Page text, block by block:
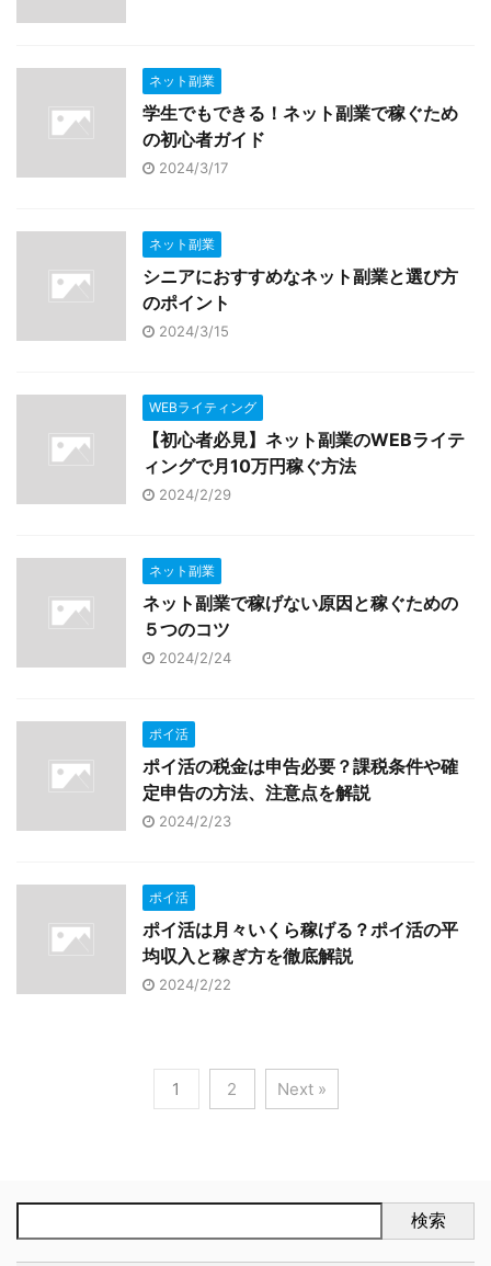
ネット副業
学生でもできる！ネット副業で稼ぐため
の初心者ガイド
2024/3/17
ネット副業
シニアにおすすめなネット副業と選び方
のポイント
2024/3/15
WEBライティング
【初心者必見】ネット副業のWEBライテ
ィングで月10万円稼ぐ方法
2024/2/29
ネット副業
ネット副業で稼げない原因と稼ぐための
５つのコツ
2024/2/24
ポイ活
ポイ活の税金は申告必要？課税条件や確
定申告の方法、注意点を解説
2024/2/23
ポイ活
ポイ活は月々いくら稼げる？ポイ活の平
均収入と稼ぎ方を徹底解説
2024/2/22
1 2 Next »
検索